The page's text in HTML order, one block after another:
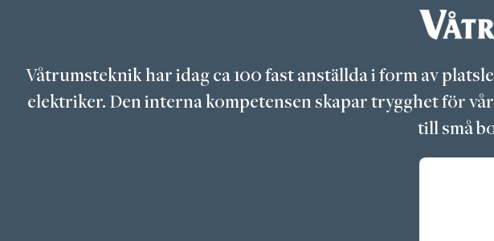
Våtrumsteknik har idag ca 100 fast anställda i form av
elektriker. Den interna kompetensen skapar trygghet för
till små